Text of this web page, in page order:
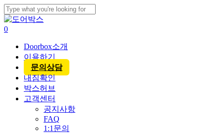
Skip
to
main
content
Close
Search
account
0
Doorbox소개
이용하기
문의상담
내짐확인
박스허브
고객센터
공지사항
FAQ
1:1문의